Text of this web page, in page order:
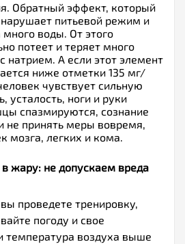
Обратный эффект, который
питьевой режим и
воды. От этого
потеет и теряет много
натрием. А если этот элемент
ниже отметки 135 мг/
чувствует сильную
усталость, ноги и руки
спазмируются, сознание
не принять меры вовремя,
мозга, легких и кома.
в жару: не допускаем вреда
проведете тренировку,
погоду и свое
температура воздуха выше